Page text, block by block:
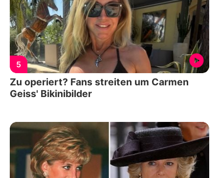
5
Zu operiert? Fans streiten um Carmen
Geiss' Bikinibilder